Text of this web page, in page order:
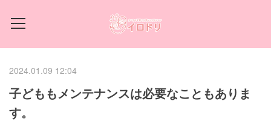
2024.01.09 12:04
子どももメンテナンスは必要なこともありま
す。